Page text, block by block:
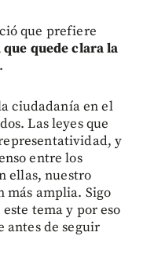
que prefiere
quede clara la
ciudadanía en el
Las leyes que
y
entre los
ellas, nuestro
más amplia. Sigo
tema y por eso
antes de seguir